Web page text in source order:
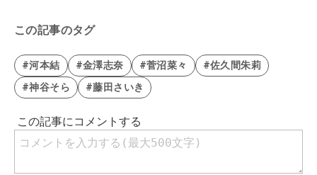
この記事のタグ
#河本結 #金澤志奈 #菅沼菜々
#佐久間朱莉
#神谷そら
#藤田さいき